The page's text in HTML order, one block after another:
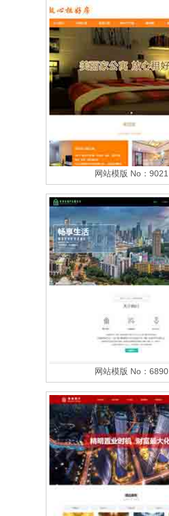
网站模版 No：9021
网站模版 No：6890